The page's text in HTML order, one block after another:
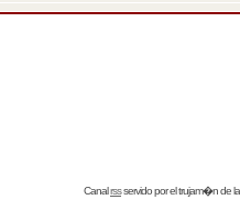
Canalrssservido por eltrujam�nde